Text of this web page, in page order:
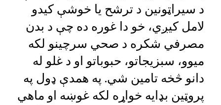
د سیراټونین د ترشح یا خوشې کیدو
لامل کیږي، خو دا غوره ده چې د بدن
مصرفي شکره د صحي سرچینو لکه
میوو، سبزیجاتو، حبوباتو او د غلو له
دانو څخه تامین شي. په همدې ډول په
پروټین بډایه خواړه لکه غوښه او ماهي